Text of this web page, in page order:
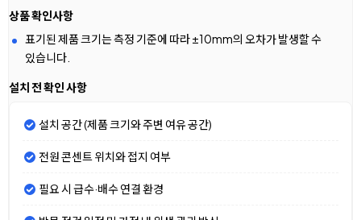
상품 확인사항
표기된 제품 크기는 측정 기준에 따라 ±10mm의 오차가 발생할 수
있습니다.
설치 전 확인 사항
설치 공간 (제품 크기와 주변 여유 공간)
전원 콘센트 위치와 접지 여부
필요 시 급수·배수 연결 환경